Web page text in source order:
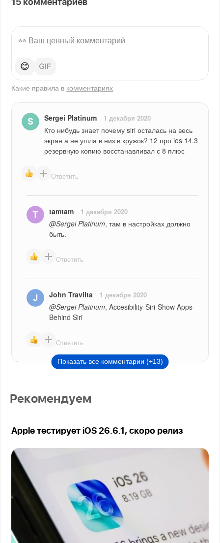
15 комментариев
😊
Какие правила в комментариях
Sergei Platinum 1 декабря 2020
Кто нибудь знает почему siri осталась на весь
экран а не ушла в низ в кружок? 12 про ios 14.3
резервную копию восстанавливал с 8 плюс
Ответить
tamtam 1 декабря 2020
@Sergei Platinum, там в настройках должно
быть.
Ответить
John Travilta 1 декабря 2020
@Sergei Platinum, Accesibility-Siri-Show Apps
Behind Siri
Ответить
Показать все комментарии (+13)
Рекомендуем
Apple тестирует iOS 26.6.1, скоро релиз